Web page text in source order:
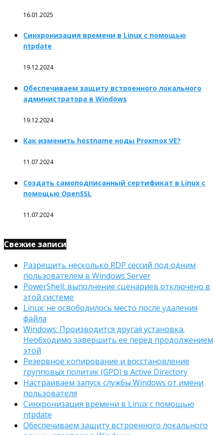
16.01.2025
Синхронизация времени в Linux с помощью
ntpdate
19.12.2024
Обеспечиваем защиту встроенного локального
администратора в Windows
19.12.2024
Как изменить hostname ноды Proxmox VE?
11.07.2024
Создать самоподписанный сертификат в Linux с
помощью OpenSSL
11.07.2024
Свежие записи
Разрешить несколько RDP сессий под одним
пользователем в Windows Server
PowerShell: выполнение сценариев отключено в
этой системе
Linux: не освободилось место после удаления
файла
Windows: Производится другая установка.
Необходимо завершить ее перед продолжением
этой
Резервное копирование и восстановление
групповых политик (GPO) в Active Directory
Настраиваем запуск службы Windows от имени
пользователя
Синхронизация времени в Linux с помощью
ntpdate
Обеспечиваем защиту встроенного локального